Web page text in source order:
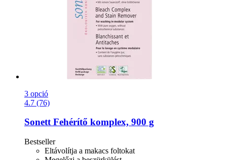
3 opció
4.7 (76)
SonettFehérítő komplex, 900 g
Bestseller
Eltávolítja a makacs foltokat